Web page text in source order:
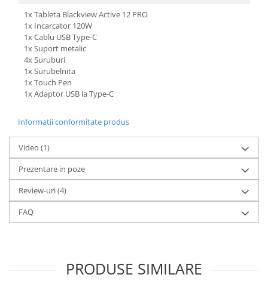
1x Tableta Blackview Active 12 PRO
1x Incarcator 120W
1x Cablu USB Type-C
1x Suport metalic
4x Suruburi
1x Surubelnita
1x Touch Pen
1x Adaptor USB la Type-C
Informatii conformitate produs
Video (1)
Prezentare in poze
Review-uri(4)
FAQ
PRODUSE SIMILARE